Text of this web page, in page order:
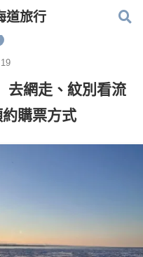
道旅行
去網走、紋別看流
購票方式
道旅行